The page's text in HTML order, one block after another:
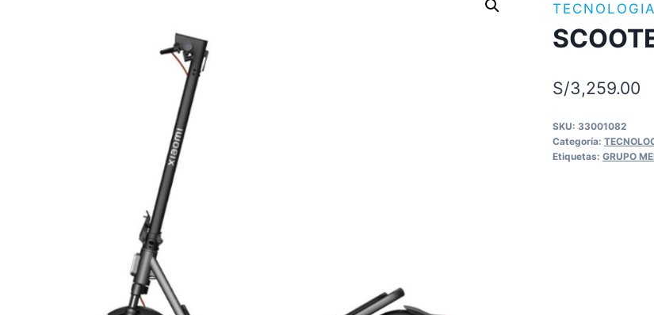
TECNOLOGIA
S/3,259.00
SKU: 33001082
Categoría:
Etiquetas: GRUPO